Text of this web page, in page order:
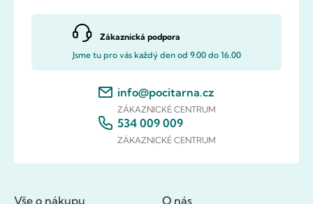
Zákaznická podpora
Jsme tu pro vás každý den od 9.00 do 16.00
info@pocitarna.cz
ZÁKAZNICKÉ CENTRUM
534 009 009
ZÁKAZNICKÉ CENTRUM
Vše o nákupu O nás